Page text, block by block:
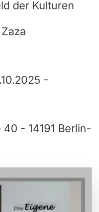
der Kulturen
-
- 14191 Berlin-